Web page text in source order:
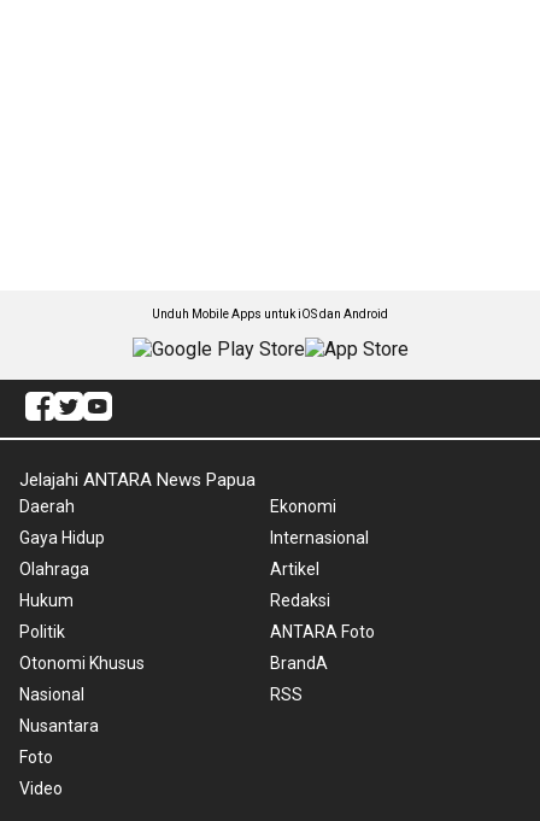
Unduh Mobile Apps untuk iOS dan Android
Jelajahi ANTARA News Papua
Daerah
Gaya Hidup
Olahraga
Hukum
Politik
Otonomi Khusus
Nasional
Nusantara
Foto
Video
Ekonomi
Internasional
Artikel
Redaksi
ANTARA Foto
BrandA
RSS